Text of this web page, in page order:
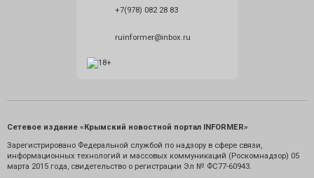
+7(978) 082 28 83
ruinformer@inbox.ru
Сетевое издание «Крымский новостной портал INFORMER»
Зарегистрировано Федеральной службой по надзору в сфере связи,
информационных технологий и массовых коммуникаций (Роскомнадзор) 05
марта 2015 года, свидетельство о регистрации Эл № ФС77-60943.